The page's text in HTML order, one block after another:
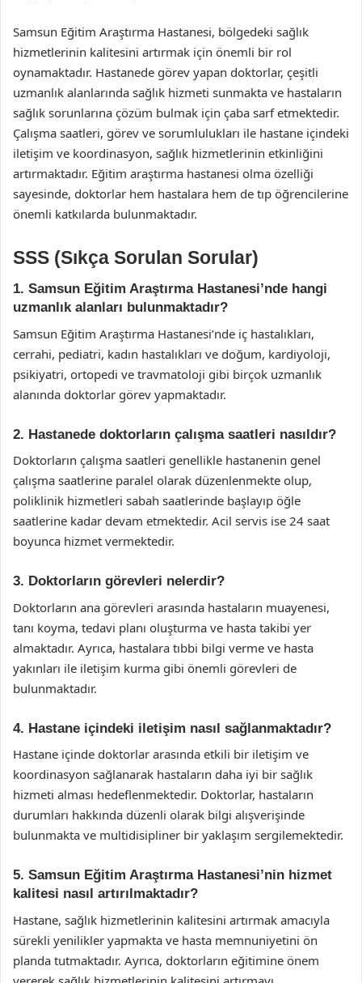
Samsun Eğitim Araştırma Hastanesi, bölgedeki sağlık
hizmetlerinin kalitesini artırmak için önemli bir rol
oynamaktadır. Hastanede görev yapan doktorlar, çeşitli
uzmanlık alanlarında sağlık hizmeti sunmakta ve hastaların
sağlık sorunlarına çözüm bulmak için çaba sarf etmektedir.
Çalışma saatleri, görev ve sorumlulukları ile hastane içindeki
iletişim ve koordinasyon, sağlık hizmetlerinin etkinliğini
artırmaktadır. Eğitim araştırma hastanesi olma özelliği
sayesinde, doktorlar hem hastalara hem de tıp öğrencilerine
önemli katkılarda bulunmaktadır.
SSS (Sıkça Sorulan Sorular)
1. Samsun Eğitim Araştırma Hastanesi’nde hangi
uzmanlık alanları bulunmaktadır?
Samsun Eğitim Araştırma Hastanesi’nde iç hastalıkları,
cerrahi, pediatri, kadın hastalıkları ve doğum, kardiyoloji,
psikiyatri, ortopedi ve travmatoloji gibi birçok uzmanlık
alanında doktorlar görev yapmaktadır.
2. Hastanede doktorların çalışma saatleri nasıldır?
Doktorların çalışma saatleri genellikle hastanenin genel
çalışma saatlerine paralel olarak düzenlenmekte olup,
poliklinik hizmetleri sabah saatlerinde başlayıp öğle
saatlerine kadar devam etmektedir. Acil servis ise 24 saat
boyunca hizmet vermektedir.
3. Doktorların görevleri nelerdir?
Doktorların ana görevleri arasında hastaların muayenesi,
tanı koyma, tedavi planı oluşturma ve hasta takibi yer
almaktadır. Ayrıca, hastalara tıbbi bilgi verme ve hasta
yakınları ile iletişim kurma gibi önemli görevleri de
bulunmaktadır.
4. Hastane içindeki iletişim nasıl sağlanmaktadır?
Hastane içinde doktorlar arasında etkili bir iletişim ve
koordinasyon sağlanarak hastaların daha iyi bir sağlık
hizmeti alması hedeflenmektedir. Doktorlar, hastaların
durumları hakkında düzenli olarak bilgi alışverişinde
bulunmakta ve multidisipliner bir yaklaşım sergilemektedir.
5. Samsun Eğitim Araştırma Hastanesi’nin hizmet
kalitesi nasıl artırılmaktadır?
Hastane, sağlık hizmetlerinin kalitesini artırmak amacıyla
sürekli yenilikler yapmakta ve hasta memnuniyetini ön
planda tutmaktadır. Ayrıca, doktorların eğitimine önem